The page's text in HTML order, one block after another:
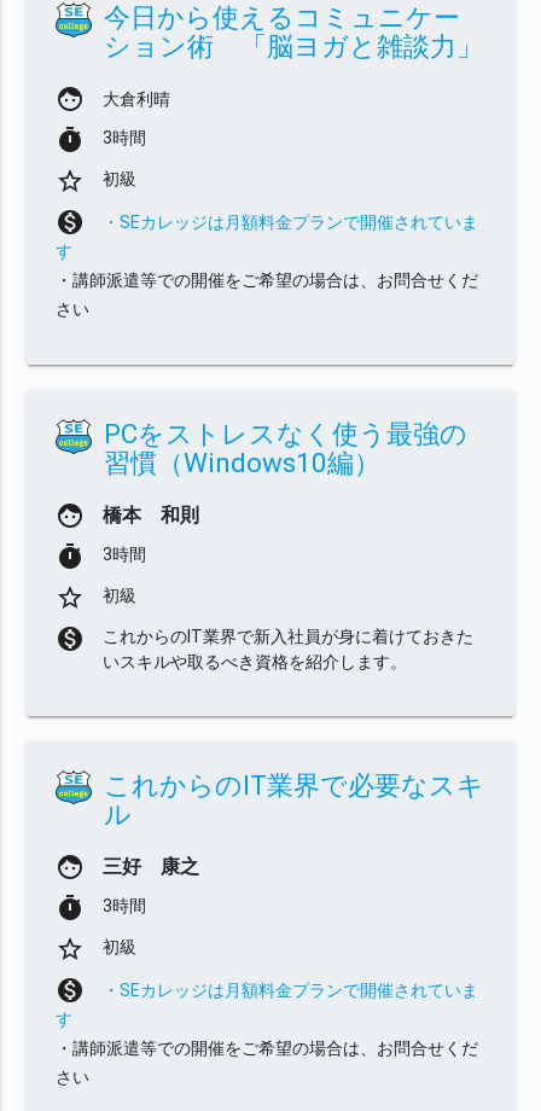
今日から使えるコミュニケー
ション術 「脳ヨガと雑談力」
face 大倉利晴
timer 3時間
star_border 初級
monetization_on
・SEカレッジは月額料金プランで開催されていま
す
・講師派遣等での開催をご希望の場合は、お問合せくだ
さい
PCをストレスなく使う最強の
習慣（Windows10編）
face 橋本 和則
timer 3時間
star_border 初級
monetization_on
これからのIT業界で新入社員が身に着けておきた
いスキルや取るべき資格を紹介します。
これからのIT業界で必要なスキ
ル
face 三好 康之
timer 3時間
star_border 初級
monetization_on
・SEカレッジは月額料金プランで開催されていま
す
・講師派遣等での開催をご希望の場合は、お問合せくだ
さい